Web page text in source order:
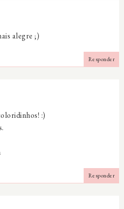
alegre ;)
Responder
:)
Responder